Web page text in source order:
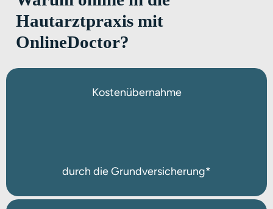
Hautarztpraxis mit
OnlineDoctor?
Kostenübernahme
durch die Grundversicherung*